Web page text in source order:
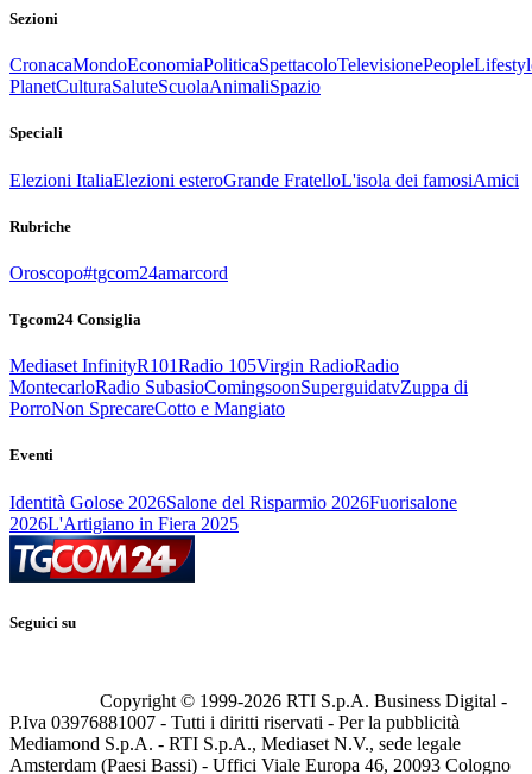
Sezioni
CronacaMondoEconomiaPoliticaSpettacoloTelevisionePeople
PlanetCulturaSaluteScuolaAnimaliSpazio
Speciali
Elezioni ItaliaElezioni esteroGrande FratelloL'isola dei famosiAmici
Rubriche
Oroscopo#tgcom24amarcord
Tgcom24 Consiglia
Mediaset InfinityR101Radio 105Virgin RadioRadio
MontecarloRadio SubasioComingsoonSuperguidatvZuppa di
PorroNon SprecareCotto e Mangiato
Eventi
Identità Golose 2026Salone del Risparmio 2026Fuorisalone
2026L'Artigiano in Fiera 2025
Seguici su
Copyright © 1999-2026 RTI S.p.A. Business Digital -
P.Iva 03976881007 - Tutti i diritti riservati - Per la pubblicità
Mediamond S.p.A. - RTI S.p.A., Mediaset N.V., sede legale
Amsterdam (Paesi Bassi) - Uffici Viale Europa 46, 20093 Cologno